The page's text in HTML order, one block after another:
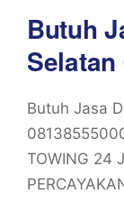
Butuh
Selatan
Butuh Jasa
TOWING 24